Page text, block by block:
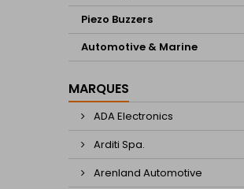
Piezo Buzzers
Automotive & Marine
MARQUES
ADA Electronics
Arditi Spa.
Arenland Automotive